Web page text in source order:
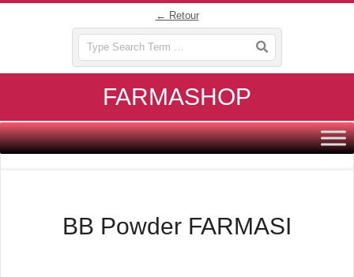
← Retour
FARMASHOP
Primary
Navigation
BB Powder FARMASI